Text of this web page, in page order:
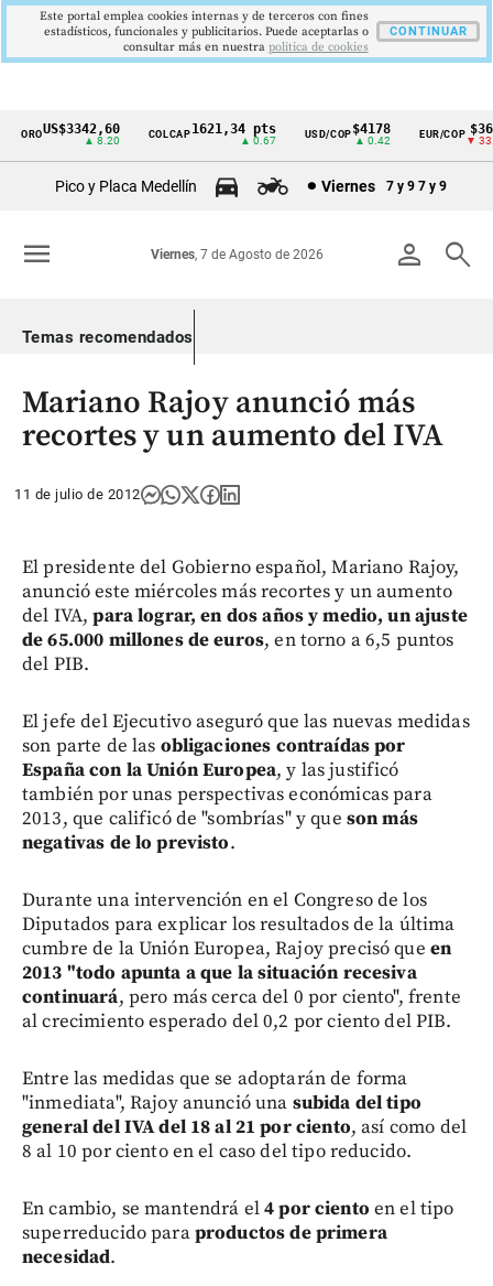
Cintillo
Colombia
OROUS$3342,60
▲ 8.20
COLCAP1621,34 pts
▲ 0.67
USD/COP$4178
▲ 0.42
EUR/COP
▼
Pico y Placa Medellín Viernes 7 y 9 7 y 9
person search
Viernes, 7 de Agosto de 2026
menu
Temas recomendados
Mariano Rajoy anunció más
recortes y un aumento del IVA
11 de julio de 2012
El presidente del Gobierno español, Mariano Rajoy,
anunció este miércoles más recortes y un aumento
del IVA,para lograr, en dos años y medio, un ajuste
de 65.000 millones de euros, en torno a 6,5 puntos
del PIB.
El jefe del Ejecutivo aseguró que las nuevas medidas
son parte de las obligaciones contraídas por
España con la Unión Europea, y las justificó
también por unas perspectivas económicas para
2013, que calificó de "sombrías" y que son más
negativas de lo previsto.
Durante una intervención en el Congreso de los
Diputados para explicar los resultados de la última
cumbre de la Unión Europea, Rajoy precisó que en
2013 "todo apunta a que la situación recesiva
continuará, pero más cerca del 0 por ciento", frente
al crecimiento esperado del 0,2 por ciento del PIB.
Entre las medidas que se adoptarán de forma
"inmediata", Rajoy anunció una subida del tipo
general del IVA del 18 al 21 por ciento, así como del
8 al 10 por ciento en el caso del tipo reducido.
En cambio, se mantendrá el4 por ciento en el tipo
superreducido paraproductos de primera
necesidad.
Este portal emplea cookies internas y de terceros con fines
estadísticos, funcionales y publicitarios. Puede aceptarlas o
consultar más en nuestra politica de cookies
CONTINUAR